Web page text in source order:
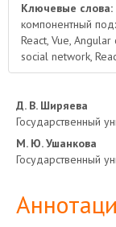
Ключевые слова:
компонентный
React, Vue,
social network,
Основное
статьи
Д. В. Ширяева
Государственный
М. Ю. Ушанкова
Государственный